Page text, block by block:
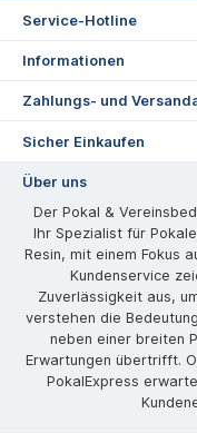
Service-Hotline
Informationen
Zahlungs- und
Sicher Einkaufen
Über uns
Der Pokal &
Ihr Spezialist für
Resin, mit einem Fokus
Kundenservice
Zuverlässigkeit aus,
verstehen die
neben einer breiten
Erwartungen übertrifft.
PokalExpress